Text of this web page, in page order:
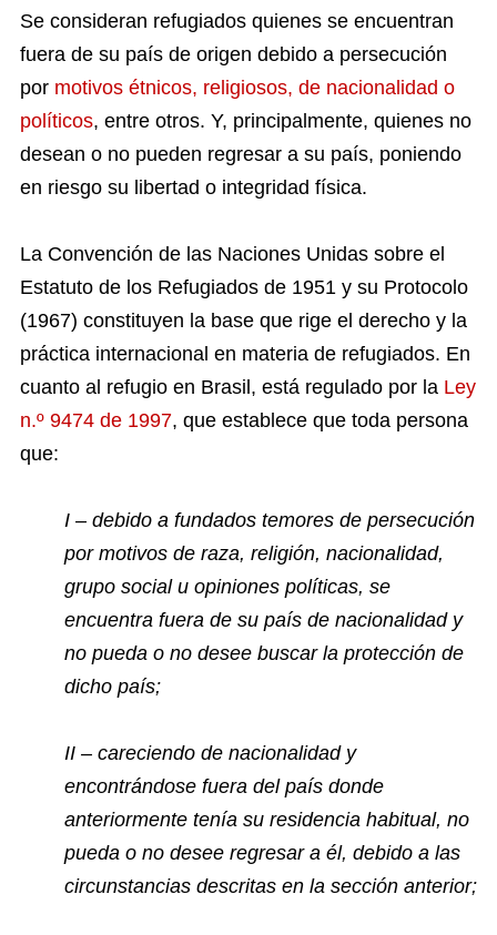
Se consideran refugiados quienes se encuentran
fuera de su país de origen debido a persecución
por motivos étnicos, religiosos, de nacionalidad o
políticos, entre otros. Y, principalmente, quienes no
desean o no pueden regresar a su país, poniendo
en riesgo su libertad o integridad física.
La Convención de las Naciones Unidas sobre el
Estatuto de los Refugiados de 1951 y su Protocolo
(1967) constituyen la base que rige el derecho y la
práctica internacional en materia de refugiados. En
cuanto al refugio en Brasil, está regulado por la Ley
n.º 9474 de 1997, que establece que toda persona
que:
I – debido a fundados temores de persecución
por motivos de raza, religión, nacionalidad,
grupo social u opiniones políticas, se
encuentra fuera de su país de nacionalidad y
no pueda o no desee buscar la protección de
dicho país;
II – careciendo de nacionalidad y
encontrándose fuera del país donde
anteriormente tenía su residencia habitual, no
pueda o no desee regresar a él, debido a las
circunstancias descritas en la sección anterior;